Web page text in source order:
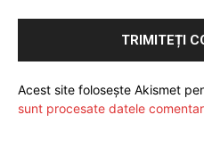
Acest site folosește Akismet
sunt procesate datele